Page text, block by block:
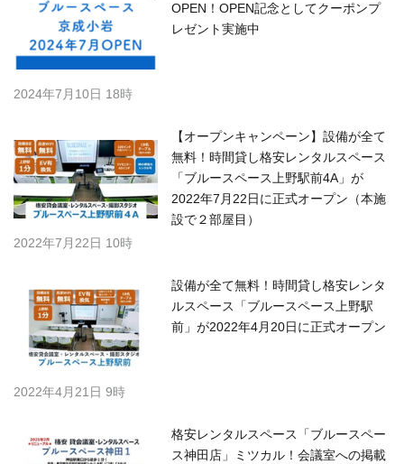
OPEN！OPEN記念としてクーポンプ
レゼント実施中
2024年7月10日 18時
【オープンキャンペーン】設備が全て
無料！時間貸し格安レンタルスペース
「ブルースペース上野駅前4A」が
2022年7月22日に正式オープン（本施
設で２部屋目）
2022年7月22日 10時
設備が全て無料！時間貸し格安レンタ
ルスペース「ブルースペース上野駅
前」が2022年4月20日に正式オープン
2022年4月21日 9時
​格安レンタルスペース「ブルースペー
ス神田店」ミツカル！会議室への掲載